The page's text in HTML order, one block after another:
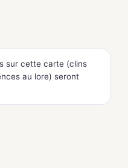
sur cette carte (clins
au lore) seront